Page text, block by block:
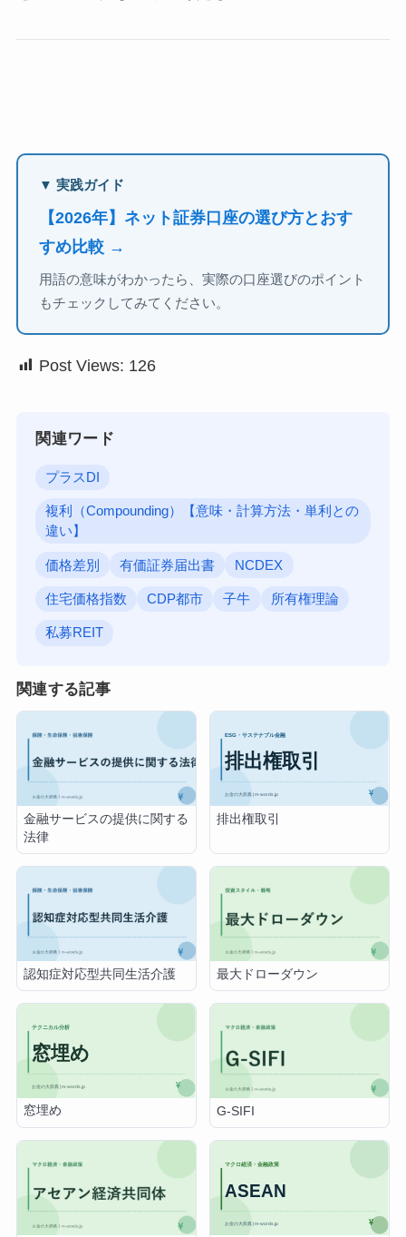
▼ 実践ガイド
【2026年】ネット証券口座の選び方とおす
すめ比較 →
用語の意味がわかったら、実際の口座選びのポイント
もチェックしてみてください。
Post Views: 126
関連ワード
プラスDI
複利（Compounding）【意味・計算方法・単利との
違い】
価格差別 有価証券届出書 NCDEX
住宅価格指数 CDP都市 子牛 所有権理論
私募REIT
関連する記事
金融サービスの提供に関する
法律
排出権取引
認知症対応型共同生活介護 最大ドローダウン
窓埋め G-SIFI